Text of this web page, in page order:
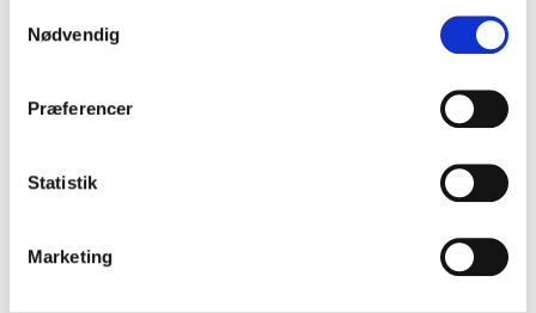
Nødvendig
Præferencer
Statistik
Marketing
SILKPEEL BEHANDLING
Effektiv behandling med øjeblikkeligt synlige resultater.